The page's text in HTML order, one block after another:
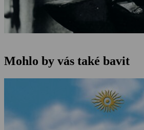
Mohlo by vás také bavit